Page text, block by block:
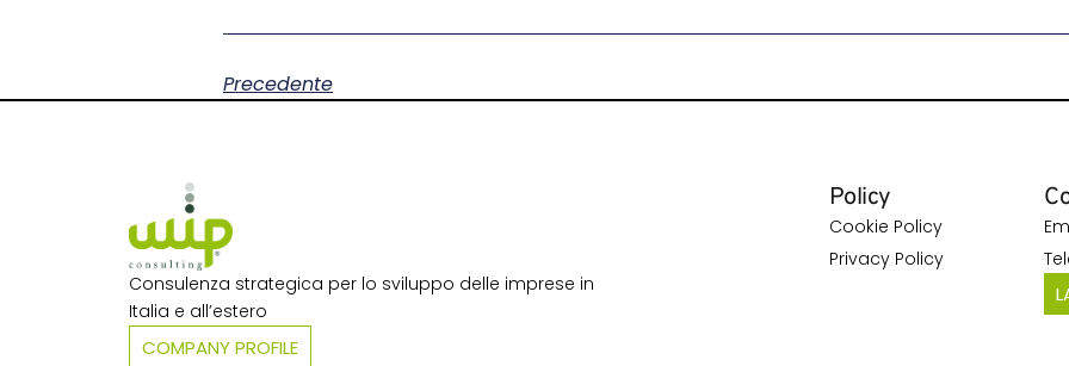
Precedente
Consulenza strategica per lo sviluppo delle imprese in
Italia e all’estero​
COMPANY PROFILE
Policy
Cookie Policy
Privacy Policy